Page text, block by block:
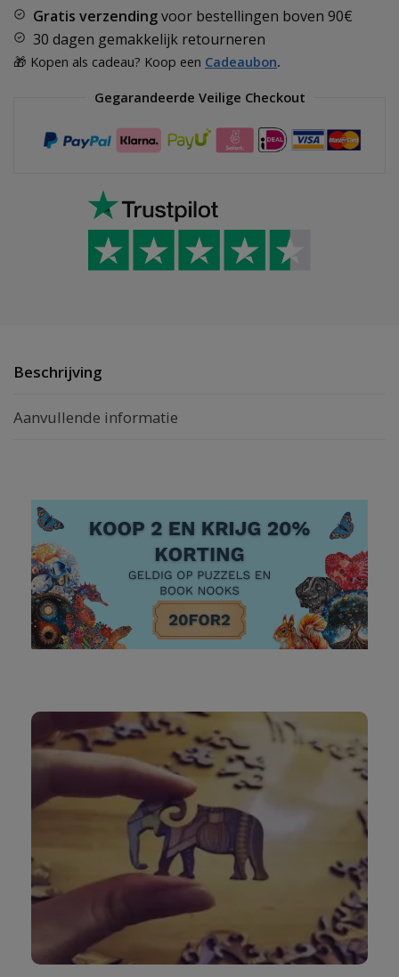
Gratis verzendingvoor bestellingen boven 90€
30 dagen gemakkelijk retourneren
🎁 Kopen als cadeau? Koop een Cadeaubon.
Gegarandeerde Veilige Checkout
Beschrijving
Aanvullende informatie